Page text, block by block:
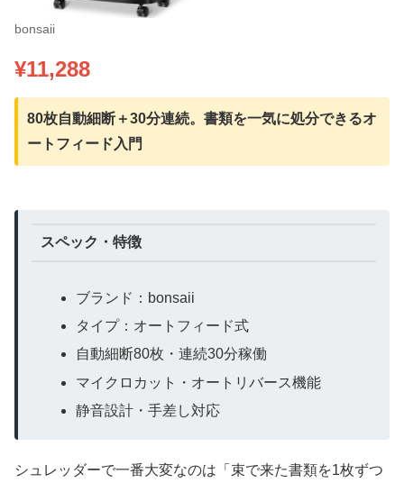
bonsaii
¥11,288
80枚自動細断＋30分連続。書類を一気に処分できるオ
ートフィード入門
スペック・特徴
ブランド：bonsaii
タイプ：オートフィード式
自動細断80枚・連続30分稼働
マイクロカット・オートリバース機能
静音設計・手差し対応
シュレッダーで一番大変なのは「束で来た書類を1枚ずつ